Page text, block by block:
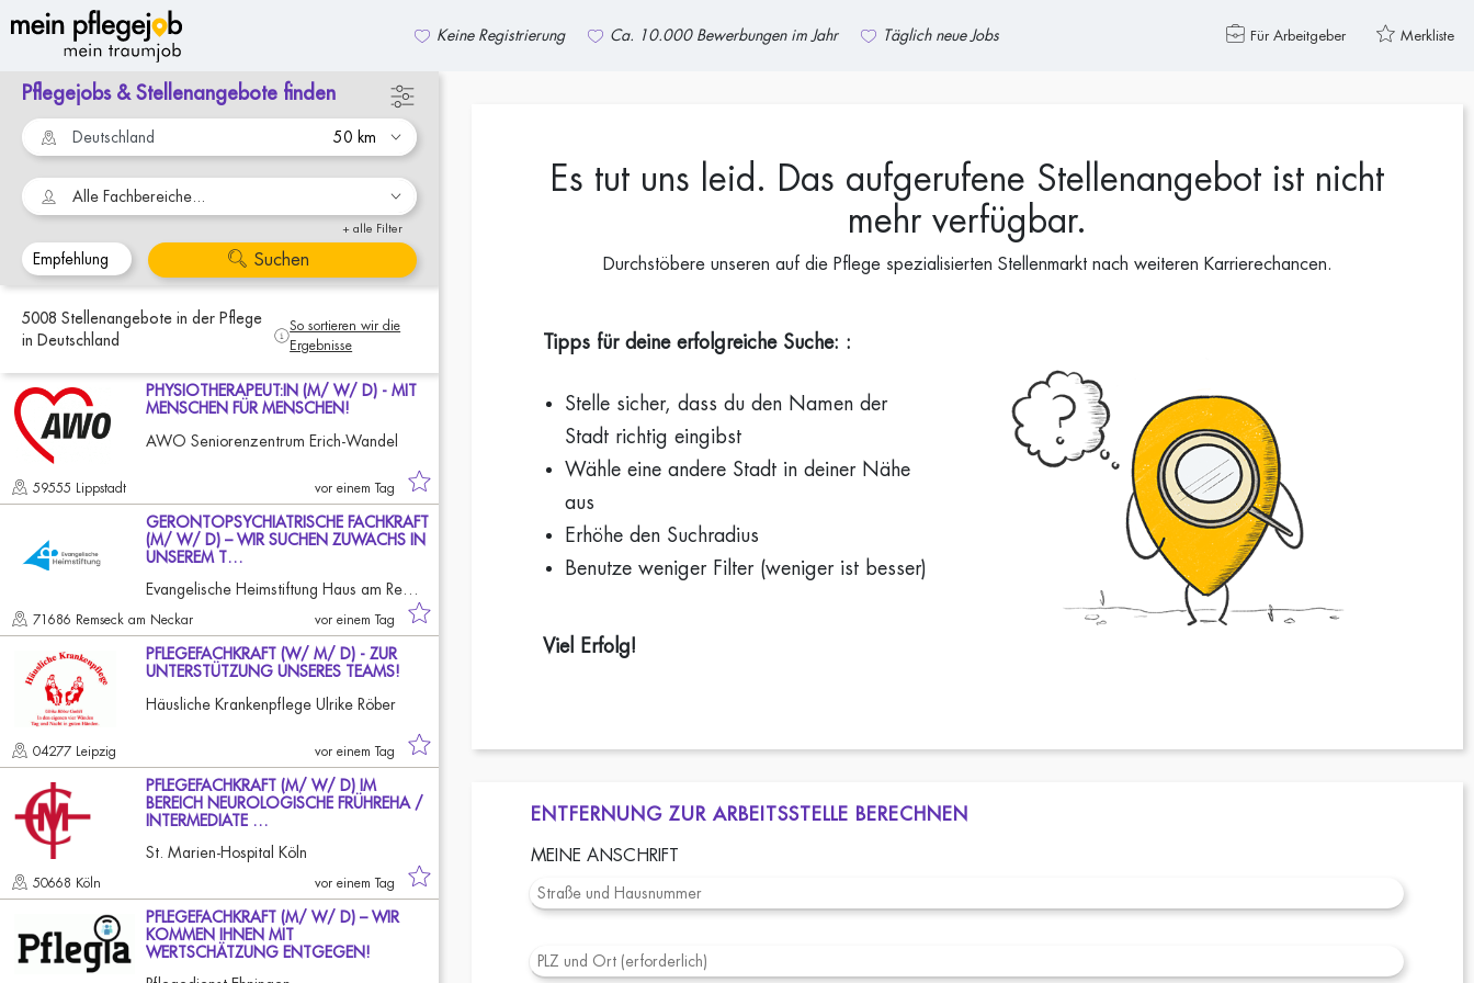
Keine Registrierung Ca. 10.000 Bewerbungen im Jahr Täglich neue Jobs Für Arbeitgeber Merkliste
zurück zur Suche
Pflegejobs & Stellenangebote finden
Alle Fachbereiche...
+ alle Filter
Suchen
5008 Stellenangebote in der Pflege
in Deutschland
So sortieren wir die
Ergebnisse
PHYSIOTHERAPEUT:IN (M/ W/ D) - MIT
MENSCHEN FÜR MENSCHEN!
AWO Seniorenzentrum Erich-Wandel
59555 Lippstadt vor einem Tag
GERONTOPSYCHIATRISCHE FACHKRAFT
(M/ W/ D) – WIR SUCHEN ZUWACHS IN
UNSEREM T…
71686 Remseck am Neckar vor einem Tag
PFLEGEFACHKRAFT (W/ M/ D) - ZUR
UNTERSTÜTZUNG UNSERES TEAMS!
Häusliche Krankenpflege Ulrike Röber
04277 Leipzig vor einem Tag
PFLEGEFACHKRAFT (M/ W/ D) IM
BEREICH NEUROLOGISCHE FRÜHREHA /
INTERMEDIATE …
St. Marien-Hospital Köln
50668 Köln vor einem Tag
PFLEGEFACHKRAFT (M/ W/ D) – WIR
KOMMEN IHNEN MIT
WERTSCHÄTZUNG ENTGEGEN!
Es tut uns leid. Das aufgerufene Stellenangebot ist nicht
mehr verfügbar.
Durchstöbere unseren auf die Pflege spezialisierten Stellenmarkt nach weiteren Karrierechancen.
Tipps für deine erfolgreiche Suche: :
Stelle sicher, dass du den Namen der
Stadt richtig eingibst
Wähle eine andere Stadt in deiner Nähe
aus
Erhöhe den Suchradius
Benutze weniger Filter (weniger ist besser)
Viel Erfolg!
ENTFERNUNG ZUR ARBEITSSTELLE BERECHNEN
MEINE ANSCHRIFT